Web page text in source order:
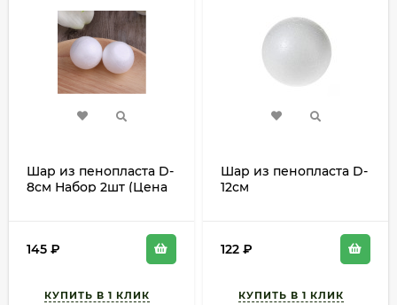
Шар из пенопласта D-
8см Набор 2шт (Цена
145 ₽
Шар из пенопласта D-
12см
122 ₽